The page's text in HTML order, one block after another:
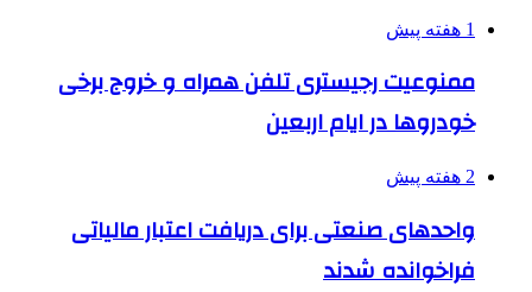
1 هفته پیش
ممنوعیت رجیستری تلفن همراه و خروج برخی
خودروها در ایام اربعین
2 هفته پیش
واحدهای صنعتی برای دریافت اعتبار مالیاتی
فراخوانده شدند